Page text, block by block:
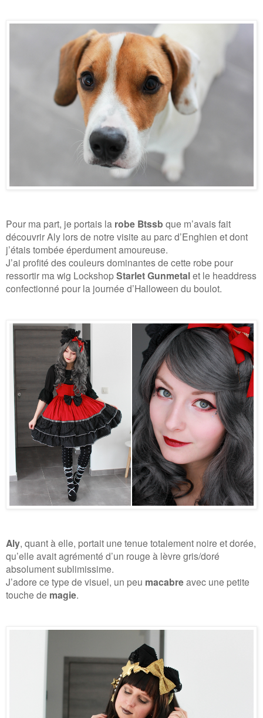
Pour ma part, je portais la robe Btssb que m’avais fait
découvrir Aly lors de notre visite au parc d’Enghien et dont
j’étais tombée éperdument amoureuse.
J’ai profité des couleurs dominantes de cette robe pour
ressortir ma wig LockshopStarlet Gunmetalet le headdress
confectionné pour la journée d’Halloween du boulot.
Aly, quant à elle, portait une tenue totalement noire et dorée,
qu’elle avait agrémenté d’un rouge à lèvre gris/doré
absolument sublimissime.
J’adore ce type de visuel, un peu macabreavec une petite
touche de magie.